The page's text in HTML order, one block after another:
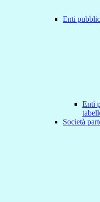
Enti
Enti
Società